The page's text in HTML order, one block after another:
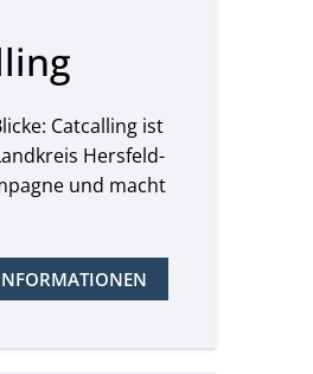
Catcalling ist
Hersfeld-
und macht